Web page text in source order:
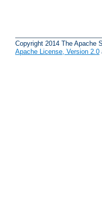
Copyright 2014 The Apache
Apache License, Version 2.0